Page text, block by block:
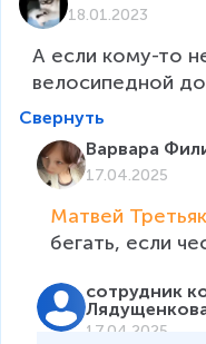
18.01.2023
А если кому-то
велосипедной
Свернуть
Варвара
17.04.2025
Матвей
бегать, если
сотрудник
17.04.2025